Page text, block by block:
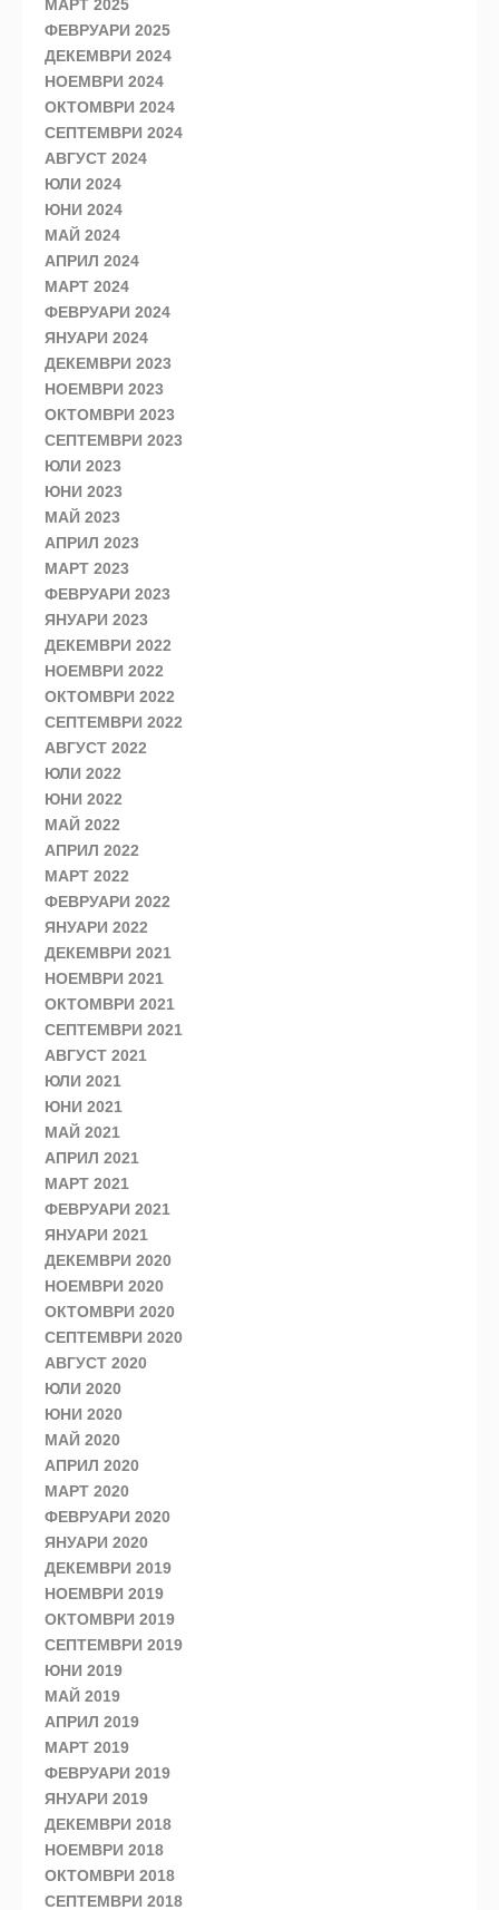
МАРТ 2025
ФЕВРУАРИ 2025
ДЕКЕМВРИ 2024
НОЕМВРИ 2024
ОКТОМВРИ 2024
СЕПТЕМВРИ 2024
АВГУСТ 2024
ЮЛИ 2024
ЮНИ 2024
МАЙ 2024
АПРИЛ 2024
МАРТ 2024
ФЕВРУАРИ 2024
ЯНУАРИ 2024
ДЕКЕМВРИ 2023
НОЕМВРИ 2023
ОКТОМВРИ 2023
СЕПТЕМВРИ 2023
ЮЛИ 2023
ЮНИ 2023
МАЙ 2023
АПРИЛ 2023
МАРТ 2023
ФЕВРУАРИ 2023
ЯНУАРИ 2023
ДЕКЕМВРИ 2022
НОЕМВРИ 2022
ОКТОМВРИ 2022
СЕПТЕМВРИ 2022
АВГУСТ 2022
ЮЛИ 2022
ЮНИ 2022
МАЙ 2022
АПРИЛ 2022
МАРТ 2022
ФЕВРУАРИ 2022
ЯНУАРИ 2022
ДЕКЕМВРИ 2021
НОЕМВРИ 2021
ОКТОМВРИ 2021
СЕПТЕМВРИ 2021
АВГУСТ 2021
ЮЛИ 2021
ЮНИ 2021
МАЙ 2021
АПРИЛ 2021
МАРТ 2021
ФЕВРУАРИ 2021
ЯНУАРИ 2021
ДЕКЕМВРИ 2020
НОЕМВРИ 2020
ОКТОМВРИ 2020
СЕПТЕМВРИ 2020
АВГУСТ 2020
ЮЛИ 2020
ЮНИ 2020
МАЙ 2020
АПРИЛ 2020
МАРТ 2020
ФЕВРУАРИ 2020
ЯНУАРИ 2020
ДЕКЕМВРИ 2019
НОЕМВРИ 2019
ОКТОМВРИ 2019
СЕПТЕМВРИ 2019
ЮНИ 2019
МАЙ 2019
АПРИЛ 2019
МАРТ 2019
ФЕВРУАРИ 2019
ЯНУАРИ 2019
ДЕКЕМВРИ 2018
НОЕМВРИ 2018
ОКТОМВРИ 2018
СЕПТЕМВРИ 2018